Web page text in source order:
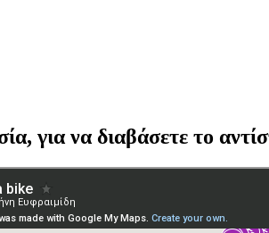
για να διαβάσετε το